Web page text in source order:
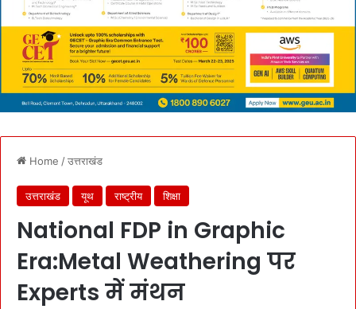
Home /उत्तराखंड
उत्तराखंड यूथ राष्ट्रीय शिक्षा
National FDP in Graphic
Era:Metal Weathering पर
Experts में मंथन